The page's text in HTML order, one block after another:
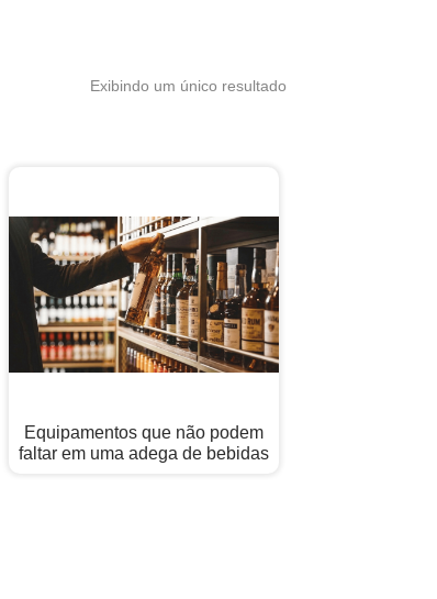
Exibindo um único resultado
Equipamentos que não podem
faltar em uma adega de bebidas